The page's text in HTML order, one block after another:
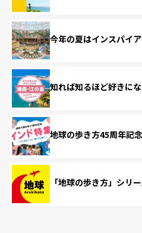
今年の夏はインスパイア
知れば知るほど好きに
地球の歩き方45周年記
「地球の歩き方」シリ